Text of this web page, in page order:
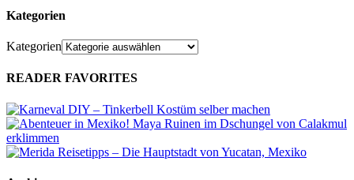
Kategorien
Kategorien
READER FAVORITES